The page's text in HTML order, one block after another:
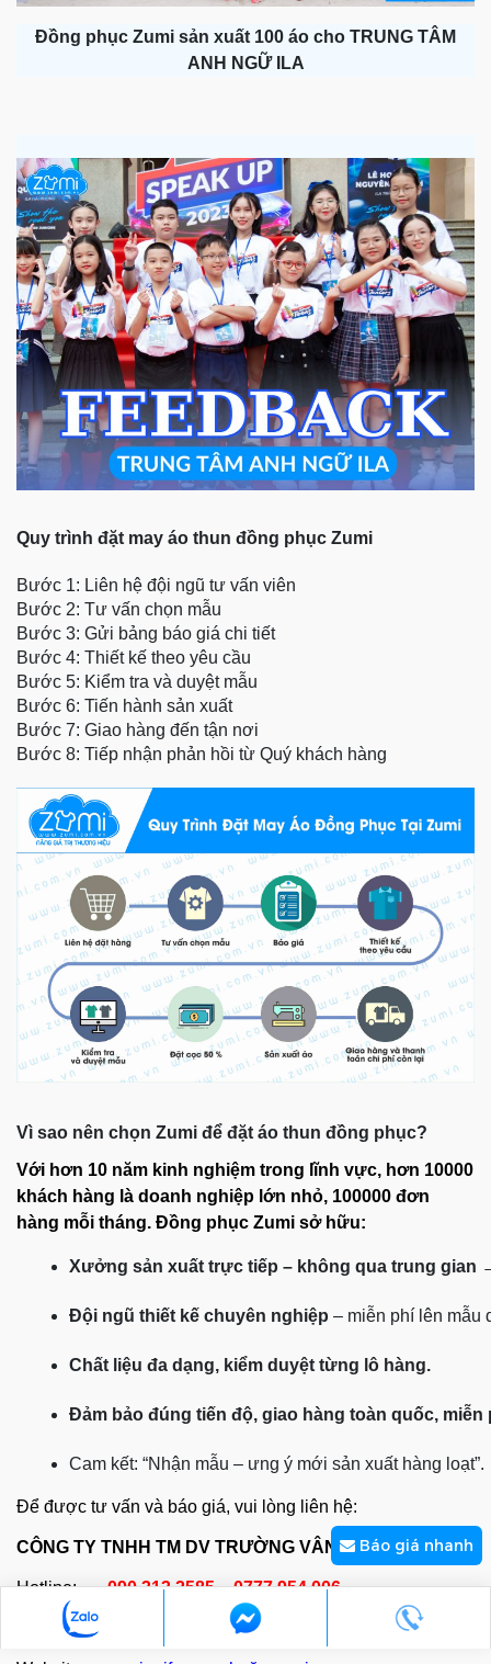
Đồng phục Zumi sản xuất 100 áo cho TRUNG TÂM
ANH NGỮ ILA
Quy trình đặt may áo thun đồng phục Zumi
Bước 1: Liên hệ đội ngũ tư vấn viên
Bước 2: Tư vấn chọn mẫu
Bước 3: Gửi bảng báo giá chi tiết
Bước 4: Thiết kế theo yêu cầu
Bước 5: Kiểm tra và duyệt mẫu
Bước 6: Tiến hành sản xuất
Bước 7: Giao hàng đến tận nơi
Bước 8: Tiếp nhận phản hồi từ Quý khách hàng
Vì sao nên chọn Zumi để đặt áo thun đồng phục?
Với hơn 10 năm kinh nghiệm trong lĩnh vực, hơn 10000
khách hàng là doanh nghiệp lớn nhỏ, 100000 đơn
hàng mỗi tháng. Đồng phục Zumi sở hữu:
Xưởng sản xuất trực tiếp – không qua trung gian
Đội ngũ thiết kế chuyên nghiệp – miễn phí lên mẫu
Chất liệu đa dạng, kiểm duyệt từng lô hàng.
Đảm bảo đúng tiến độ, giao hàng toàn quốc, miễn
Cam kết: “Nhận mẫu – ưng ý mới sản xuất hàng loạt”.
Để được tư vấn và báo giá, vui lòng liên hệ:
CÔNG TY TNHH TM DV TRƯỜNG VÂN
Hotline: 090 313 2585 - 0777 954 006
Email: kinhdoanh@zumi.com.vn
Báo giá nhanh